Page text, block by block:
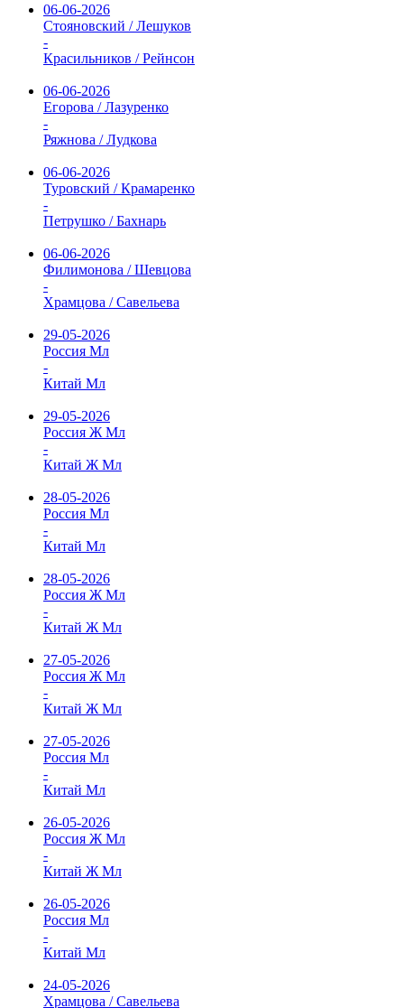
06-06-2026
Стояновский / Лешуков
-
Красильников / Рейнсон
06-06-2026
Егорова / Лазуренко
-
Ряжнова / Лудкова
06-06-2026
Туровский / Крамаренко
-
Петрушко / Бахнарь
06-06-2026
Филимонова / Шевцова
-
Храмцова / Савельева
29-05-2026
Россия Мл
-
Китай Мл
29-05-2026
Россия Ж Мл
-
Китай Ж Мл
28-05-2026
Россия Мл
-
Китай Мл
28-05-2026
Россия Ж Мл
-
Китай Ж Мл
27-05-2026
Россия Ж Мл
-
Китай Ж Мл
27-05-2026
Россия Мл
-
Китай Мл
26-05-2026
Россия Ж Мл
-
Китай Ж Мл
26-05-2026
Россия Мл
-
Китай Мл
24-05-2026
Храмцова / Савельева